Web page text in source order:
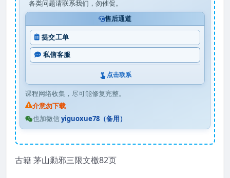
各类问题请联系我们，勿催促。
售后通道
提交工单
私信客服
点击联系
课程网络收集，尽可能修复完整。
介意勿下载
也加微信yiguoxue78（备用）
古籍 茅山勦邪三限文檄82页